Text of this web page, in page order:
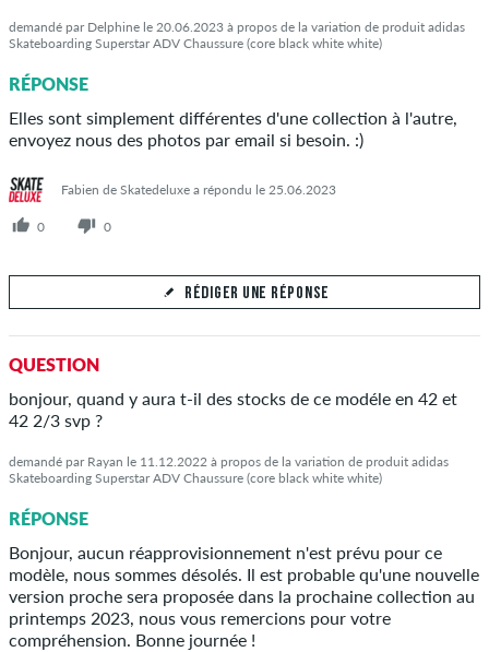
demandé par Delphine le 20.06.2023 à propos de la variation de produit adidas
Skateboarding Superstar ADV Chaussure (core black white white)
RÉPONSE
Elles sont simplement différentes d'une collection à l'autre,
envoyez nous des photos par email si besoin. :)
Fabien de Skatedeluxe a répondu le 25.06.2023
0 0
RÉDIGER UNE RÉPONSE
Votre réponse
Répondez à la question de Delphine ici
QUESTION
bonjour, quand y aura t-il des stocks de ce modéle en 42 et
42 2/3 svp ?
demandé par Rayan le 11.12.2022 à propos de la variation de produit adidas
Skateboarding Superstar ADV Chaussure (core black white white)
RÉPONSE
Bonjour, aucun réapprovisionnement n'est prévu pour ce
modèle, nous sommes désolés. Il est probable qu'une nouvelle
version proche sera proposée dans la prochaine collection au
printemps 2023, nous vous remercions pour votre
compréhension. Bonne journée !